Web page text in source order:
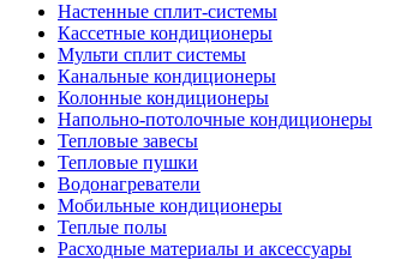
Настенные сплит-системы
Кассетные кондиционеры
Мульти сплит системы
Канальные кондиционеры
Колонные кондиционеры
Напольно-потолочные кондиционеры
Тепловые завесы
Тепловые пушки
Водонагреватели
Мобильные кондиционеры
Теплые полы
Расходные материалы и аксессуары